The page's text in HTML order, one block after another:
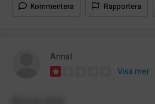
Kommentera Rapportera
Annat
Visa mer